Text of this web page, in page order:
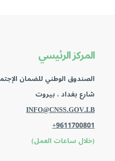
المركز الرئيسي
الصندوق الوطني للضمان
شارع بغداد ، بيروت
INFO@CNSS.GOV.LB
+9611700801
(خلال ساعات العمل)